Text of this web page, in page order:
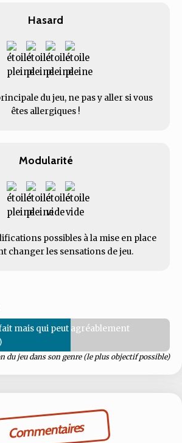
Hasard
du jeu, ne pas y aller si vous
êtes allergiques !
Modularité
possibles à la mise en place
changer les sensations de jeu.
mais qui peut agréablement
du jeu dans son genre (le plus objectif possible)
Commentaires